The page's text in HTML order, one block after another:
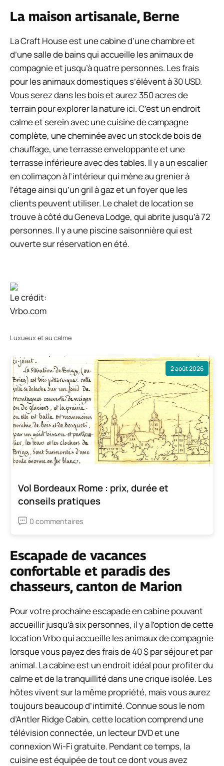
La maison artisanale, Berne
La Craft House est une cabine d’une chambre et
d’une salle de bains qui accueille les animaux de
compagnie et jusqu’à quatre personnes. Les frais
pour les animaux domestiques s’élèvent à 30 USD.
Vous serez dans les bois et aurez 350 acres de
terrain pour explorer la nature ici. C’est un endroit
calme et serein avec une cuisine de campagne
complète, une cheminée avec un stock de bois de
chauffage, une terrasse enveloppante et une
terrasse inférieure avec des tables. Il y a un escalier
en colimaçon à l’intérieur qui mène au grenier à
l’étage ainsi qu’un gril à gaz et un foyer que les
clients peuvent utiliser. Le chalet de location se
trouve à côté du Geneva Lodge, qui abrite jusqu’à 72
personnes. Il y a une piscine saisonnière qui est
ouverte sur réservation en été.
Le crédit:
Vrbo.com
Luxueux et au calme
2 août 2026
Vol Bordeaux Rome : prix, durée et
conseils pratiques
0 commentaires
Escapade de vacances
confortable et paradis des
chasseurs, canton de Marion
Pour votre prochaine escapade en cabine pouvant
accueillir jusqu’à six personnes, il y a l’option de cette
location Vrbo qui accueille les animaux de compagnie
lorsque vous payez des frais de 40 $ par séjour et par
animal. La cabine est un endroit idéal pour profiter du
calme et de la tranquillité dans une crique isolée. Les
hôtes vivent sur la même propriété, mais vous aurez
toujours beaucoup d’intimité. Connue sous le nom
d’Antler Ridge Cabin, cette location comprend une
télévision connectée, un lecteur DVD et une
connexion Wi-Fi gratuite. Pendant ce temps, la
cuisine est équipée de tout ce dont vous avez